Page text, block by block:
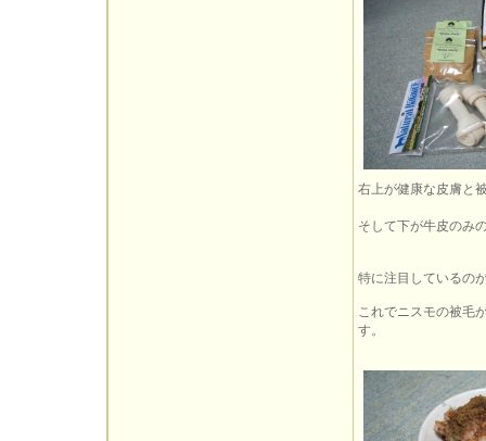
右上が健康な皮膚と
そして下が牛皮のみ
特に注目しているの
これでニスモの被毛
す。